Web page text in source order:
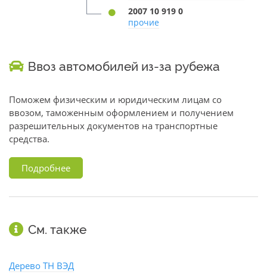
2007 10 919 0
прочие
Ввоз автомобилей из-за рубежа
Поможем физическим и юридическим лицам со
ввозом, таможенным оформлением и получением
разрешительных документов на транспортные
средства.
Подробнее
См. также
Дерево ТН ВЭД